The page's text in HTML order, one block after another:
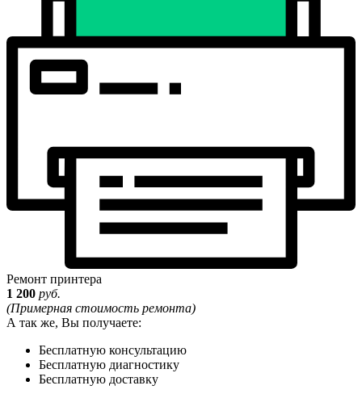
Ремонт принтера
1 200 руб.
(Примерная стоимость ремонта)
А так же, Вы получаете:
Бесплатную консультацию
Бесплатную диагностику
Бесплатную доставку